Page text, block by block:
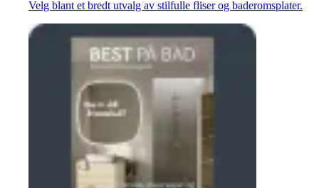
Velg blant et bredt utvalg av stilfulle fliser og baderomsplater.